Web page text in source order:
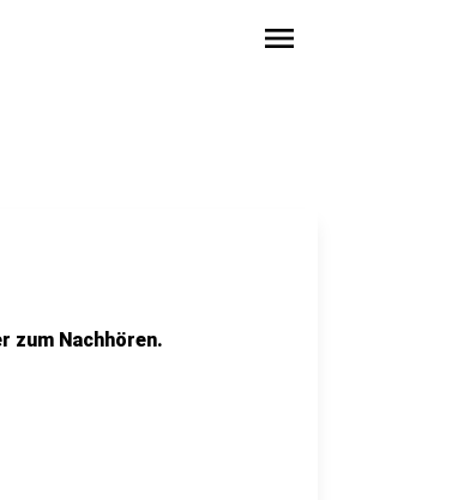
menu
zum Nachhören.